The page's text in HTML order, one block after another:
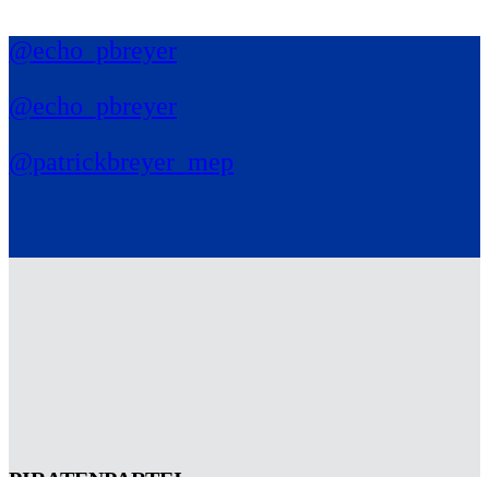
@echo_pbreyer
@echo_pbreyer
@patrickbreyer_mep